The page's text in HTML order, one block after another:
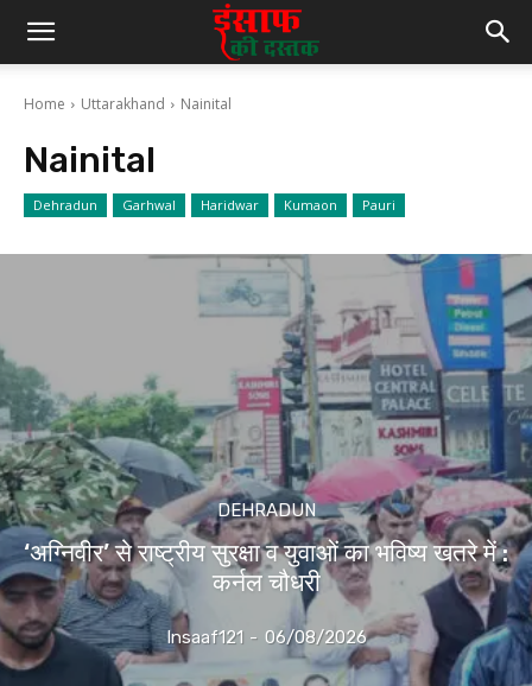
Home Uttarakhand Nainital
Nainital
Dehradun Garhwal Haridwar Kumaon Pauri
DEHRADUN
‘अग्निवीर’ से राष्ट्रीय सुरक्षा व युवाओं का भविष्य खतरे में :
कर्नल चौधरी
Insaaf121 - 06/08/2026